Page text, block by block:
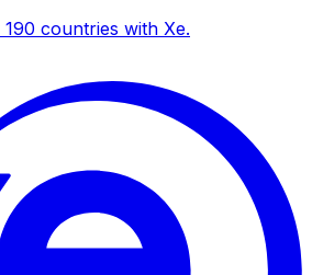
countries with Xe.